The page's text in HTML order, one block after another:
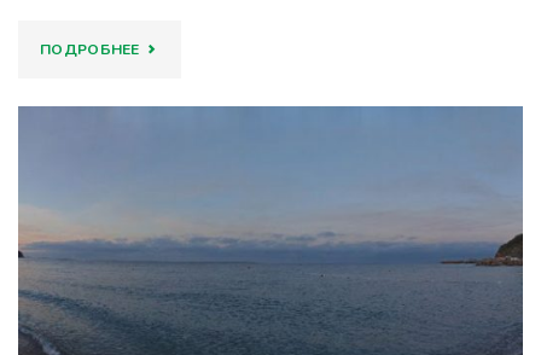
ПОДРОБНЕЕ"“ОТБИВНЫЕ”